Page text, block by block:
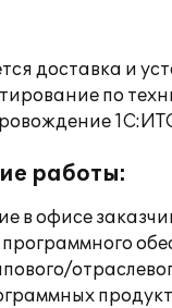
доставка и
по
работы:
в офисе